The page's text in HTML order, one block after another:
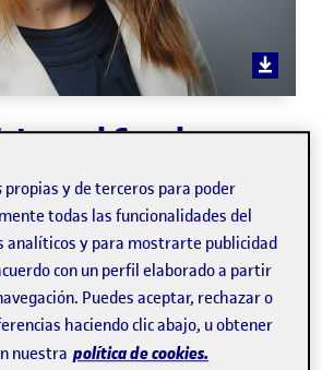
Casals
de Ciencias de la Información y
propias y de terceros para poder
todas las funcionalidades del
analíticos y para mostrarte publicidad
con un perfil elaborado a partir
Puedes aceptar, rechazar o
haciendo clic abajo, u obtener
nuestra política de cookies.